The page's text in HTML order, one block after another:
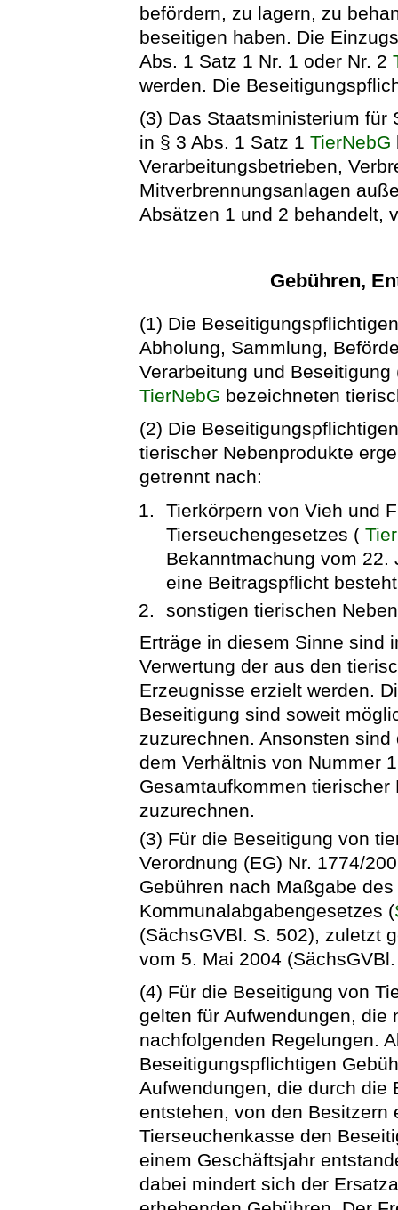
befördern, zu lagern, zu
beseitigen haben. Die
Abs. 1 Satz 1 Nr. 1 oder Nr. 2
werden. Die
(3) Das Staatsministerium
in § 3 Abs. 1 Satz 1TierNebG
Verarbeitungsbetrieben,
Mitverbrennungsanlagen
Absätzen 1 und 2 behandelt,
Gebühren,
(1) Die
Abholung, Sammlung,
Verarbeitung und
TierNebG bezeichneten
(2) Die
tierischer Nebenprodukte
getrennt nach:
Tierkörpern von Vieh und
Tierseuchengesetzes (
Bekanntmachung vom 22.
eine Beitragspflicht
sonstigen tierischen
Erträge in diesem Sinne sind
Verwertung der aus den
Erzeugnisse erzielt werden.
Beseitigung sind soweit
zuzurechnen. Ansonsten
dem Verhältnis von Nummer
Gesamtaufkommen
zuzurechnen.
(3) Für die Beseitigung von
Verordnung (EG) Nr. 1774/
Gebühren nach Maßgabe
Kommunalabgabengesetzes (
(SächsGVBl. S. 502), zuletzt
vom 5. Mai 2004
(4) Für die Beseitigung von
gelten für Aufwendungen,
nachfolgenden Regelungen.
Beseitigungspflichtigen
Aufwendungen, die durch die
entstehen, von den Besitzern
Tierseuchenkasse den
einem Geschäftsjahr
dabei mindert sich der